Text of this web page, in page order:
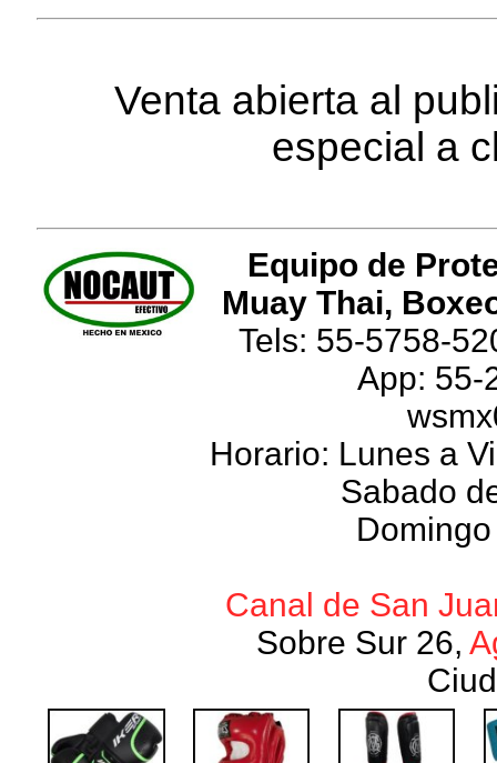
Venta abierta al
especial a
Equipo de
Muay Thai,
Tels: 55-5758-
App: 55-
Horario: Lunes a
Sabado
Canal de San
Sobre Sur 26,